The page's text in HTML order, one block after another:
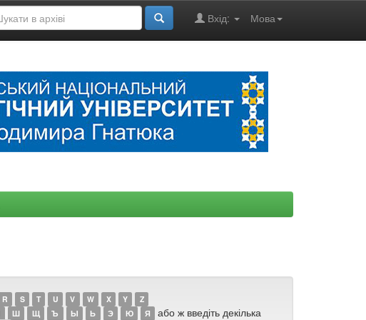
Мова
Вхід:
R S T U V W X Y
Z
Ш Щ Ъ Ы Ь Э Ю Я
або ж введіть декілька